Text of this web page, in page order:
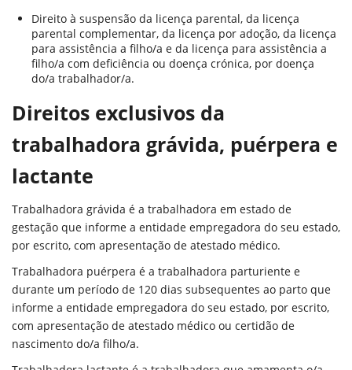
Direito à suspensão da licença parental, da licença
parental complementar, da licença por adoção, da licença
para assistência a filho/a e da licença para assistência a
filho/a com deficiência ou doença crónica, por doença
do/a trabalhador/a.
Direitos exclusivos da
trabalhadora grávida, puérpera e
lactante
Trabalhadora grávida é a trabalhadora em estado de
gestação que informe a entidade empregadora do seu estado,
por escrito, com apresentação de atestado médico.
Trabalhadora puérpera é a trabalhadora parturiente e
durante um período de 120 dias subsequentes ao parto que
informe a entidade empregadora do seu estado, por escrito,
com apresentação de atestado médico ou certidão de
nascimento do/a filho/a.